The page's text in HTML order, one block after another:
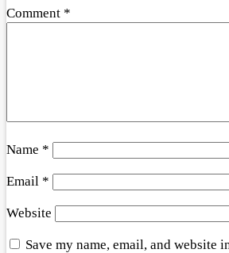
Comment *
Name *
Email *
Website
Save my name, email, and website